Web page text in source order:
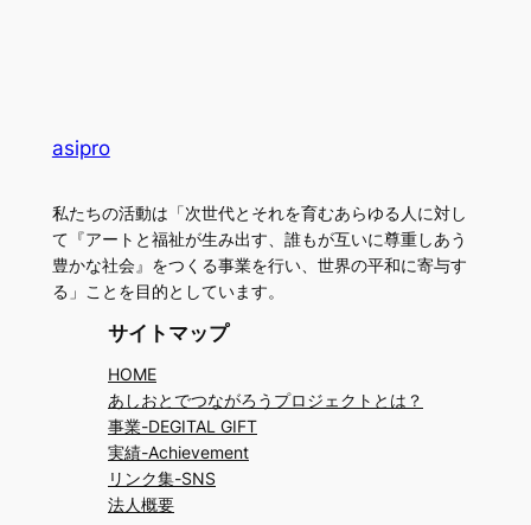
asipro
私たちの活動は「次世代とそれを育むあらゆる人に対し
て『アートと福祉が生み出す、誰もが互いに尊重しあう
豊かな社会』をつくる事業を行い、世界の平和に寄与す
る」ことを目的としています。
サイトマップ
HOME
あしおとでつながろうプロジェクトとは？
事業-DEGITAL GIFT
実績-Achievement
リンク集-SNS
法人概要